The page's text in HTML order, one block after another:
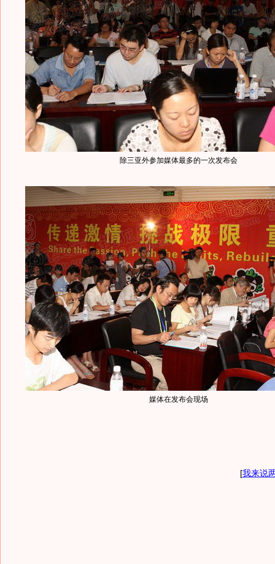
除三亚外参加媒体最多的一次发布会
媒体在发布会现场
[我来说